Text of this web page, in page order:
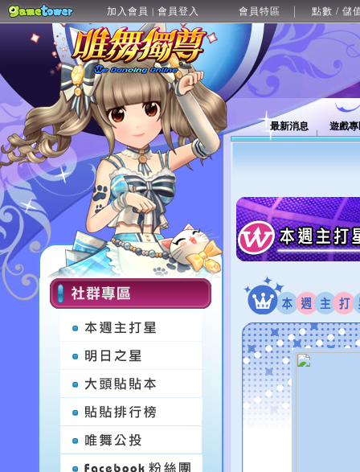
加入會員 | 會員登入 會員特區 點數 / 儲
最新消息 遊戲